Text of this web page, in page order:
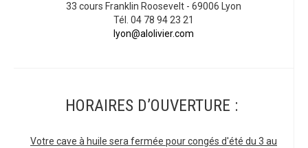
33 cours Franklin Roosevelt - 69006 Lyon
Tél. 04 78 94 23 21
lyon@alolivier.com
HORAIRES D’OUVERTURE :
Votre cave à huile sera fermée pour congés d'été du 3 au